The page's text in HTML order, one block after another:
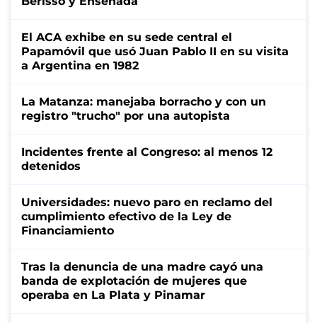
El ACA exhibe en su sede central el
Papamóvil que usó Juan Pablo II en su visita
a Argentina en 1982
La Matanza: manejaba borracho y con un
registro "trucho" por una autopista
Incidentes frente al Congreso: al menos 12
detenidos
Universidades: nuevo paro en reclamo del
cumplimiento efectivo de la Ley de
Financiamiento
Tras la denuncia de una madre cayó una
banda de explotación de mujeres que
operaba en La Plata y Pinamar